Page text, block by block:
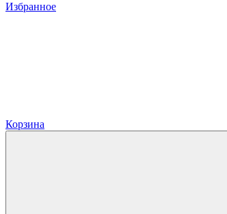
Избранное
Корзина